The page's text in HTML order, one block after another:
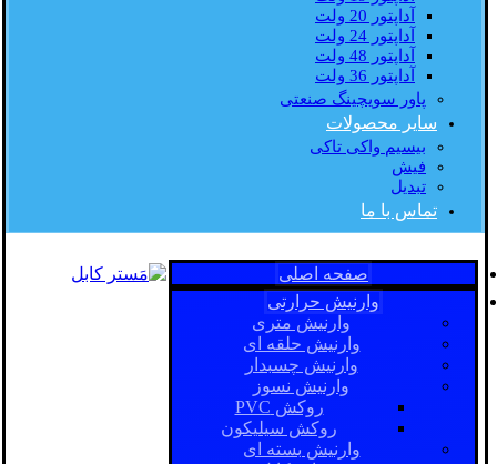
آداپتور 20 ولت
آداپتور 24 ولت
آداپتور 48 ولت
آداپتور 36 ولت
پاور سویچینگ صنعتی
سایر محصولات
بیسیم واکی تاکی
فیش
تبدیل
تماس با ما
صفحه اصلی
وارنیش حرارتی
وارنیش متری
وارنیش حلقه ای
وارنیش چسبدار
وارنیش نسوز
روکش PVC
روکش سیلیکون
وارنیش بسته ای